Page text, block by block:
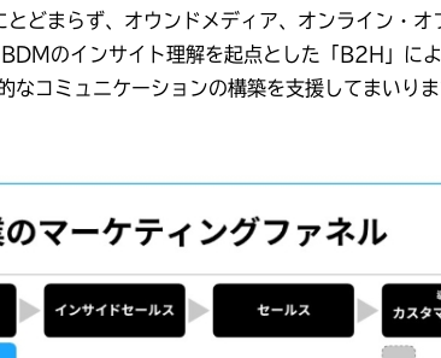
どまらず、オウンドメディア、オンライン・オ
のインサイト理解を起点とした「B2H」に
なコミュニケーションの構築を支援してまいりま